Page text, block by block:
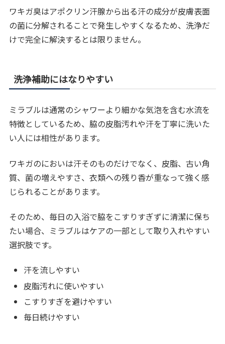
ワキガ臭はアポクリン汗腺から出る汗の成分が皮膚表面
の菌に分解されることで発生しやすくなるため、洗浄だ
けで完全に解決するとは限りません。
洗浄補助にはなりやすい
ミラブルは通常のシャワーより細かな気泡を含む水流を
特徴としているため、脇の皮脂汚れや汗を丁寧に洗いた
い人には相性があります。
ワキガのにおいは汗そのものだけでなく、皮脂、古い角
質、菌の増えやすさ、衣類への残り香が重なって強く感
じられることがあります。
そのため、毎日の入浴で脇をこすりすぎずに清潔に保ち
たい場合、ミラブルはケアの一部として取り入れやすい
選択肢です。
汗を流しやすい
皮脂汚れに使いやすい
こすりすぎを避けやすい
毎日続けやすい